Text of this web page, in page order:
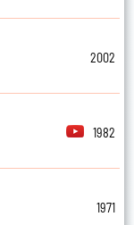
2002
1982
1971